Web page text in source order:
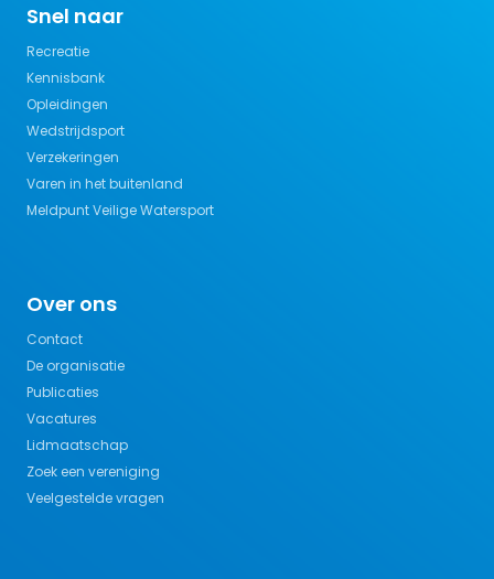
Snel naar
Recreatie
Kennisbank
Opleidingen
Wedstrijdsport
Verzekeringen
Varen in het buitenland
Meldpunt Veilige Watersport
Over ons
Contact
De organisatie
Publicaties
Vacatures
Lidmaatschap
Zoek een vereniging
Veelgestelde vragen